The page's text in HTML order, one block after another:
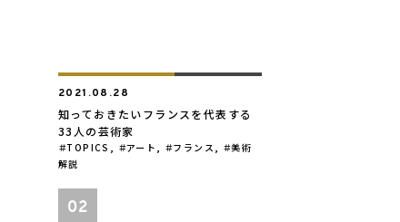
2021.08.28
知っておきたいフランスを代表する
33人の芸術家
TOPICS , アート , フランス ,
美術
解説